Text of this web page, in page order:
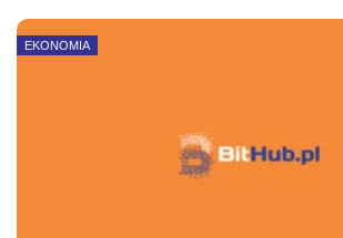
EKONOMIA